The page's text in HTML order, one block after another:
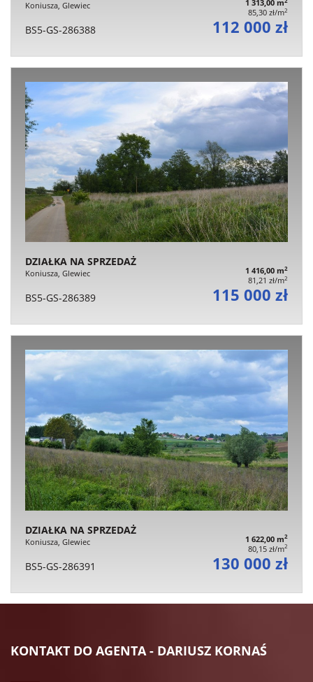
Koniusza, Glewiec 1 313,00 m
85,30 zł/m2
BS5-GS-286388 112 000 zł
DZIAŁKA NA SPRZEDAŻ
Koniusza, Glewiec 1 416,00 m2
81,21 zł/m2
BS5-GS-286389 115 000 zł
DZIAŁKA NA SPRZEDAŻ
Koniusza, Glewiec 1 622,00 m2
80,15 zł/m2
BS5-GS-286391 130 000 zł
KONTAKT DO AGENTA - DARIUSZ KORNAŚ